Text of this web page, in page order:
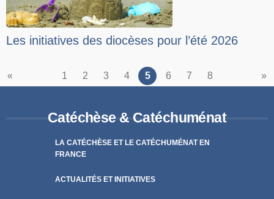
Les initiatives des diocèses pour l’été 2026
« 1 2 3 4 5 6 7 8 »
Catéchèse & Catéchuménat
LA CATÉCHÈSE ET LE CATÉCHUMÉNAT EN
FRANCE
ACTUALITÉS ET INITIATIVES